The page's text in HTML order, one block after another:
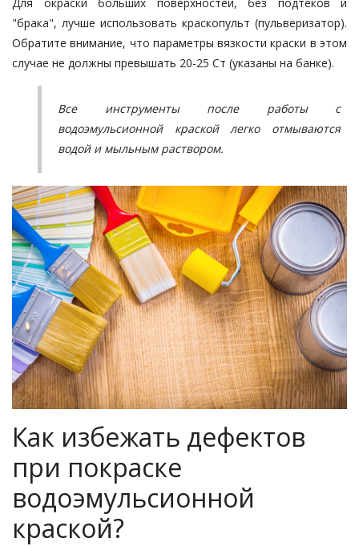
Для окраски больших поверхностей, без подтеков и
"брака", лучше использовать краскопульт (пульверизатор).
Обратите внимание, что параметры вязкости краски в этом
случае не должны превышать 20-25 Ст (указаны на банке).
Все инструменты после работы с
водоэмульсионной краской легко отмываются
водой и мыльным раствором.
Как избежать дефектов
при покраске
водоэмульсионной
краской?